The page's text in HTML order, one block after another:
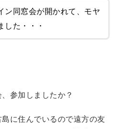
ン同窓会が開かれて、モヤ
した・・・
参加しましたか？
に住んでいるので遠方の友